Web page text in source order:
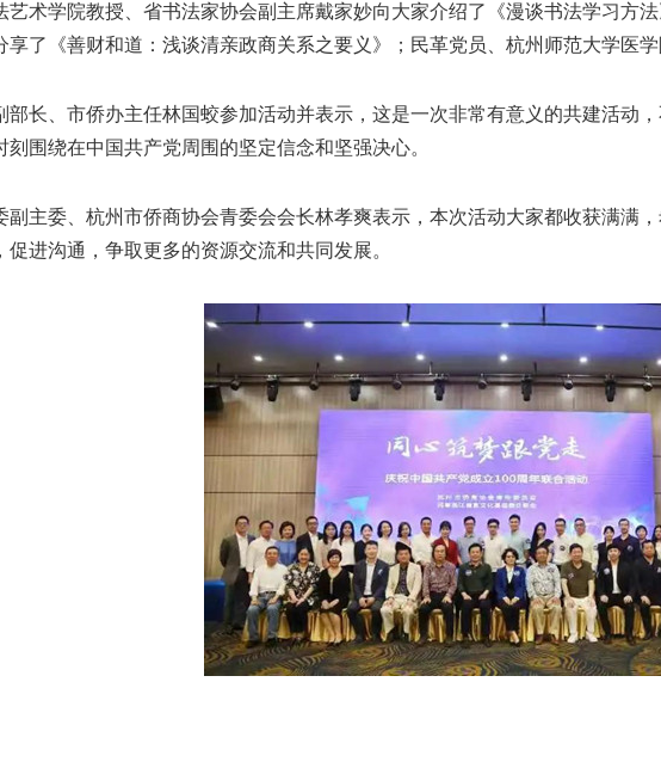
学院教授、省书法家协会副主席戴家妙向大家介绍了《漫谈书法学习方
了《善财和道：浅谈清亲政商关系之要义》；民革党员、杭州师范大学医
、市侨办主任林国蛟参加活动并表示，这是一次非常有意义的共建活动
围绕在中国共产党周围的坚定信念和坚强决心。
委、杭州市侨商协会青委会会长林孝爽表示，本次活动大家都收获满满
进沟通，争取更多的资源交流和共同发展。